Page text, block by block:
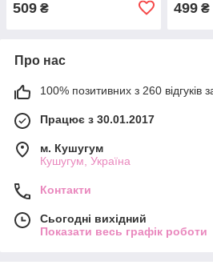
509 ₴ 499₴
Про нас
100% позитивних з 260 відгуків
Працює з 30.01.2017
м. Кушугум
Кушугум, Україна
Контакти
Сьогодні вихідний
Показати весь графік роботи